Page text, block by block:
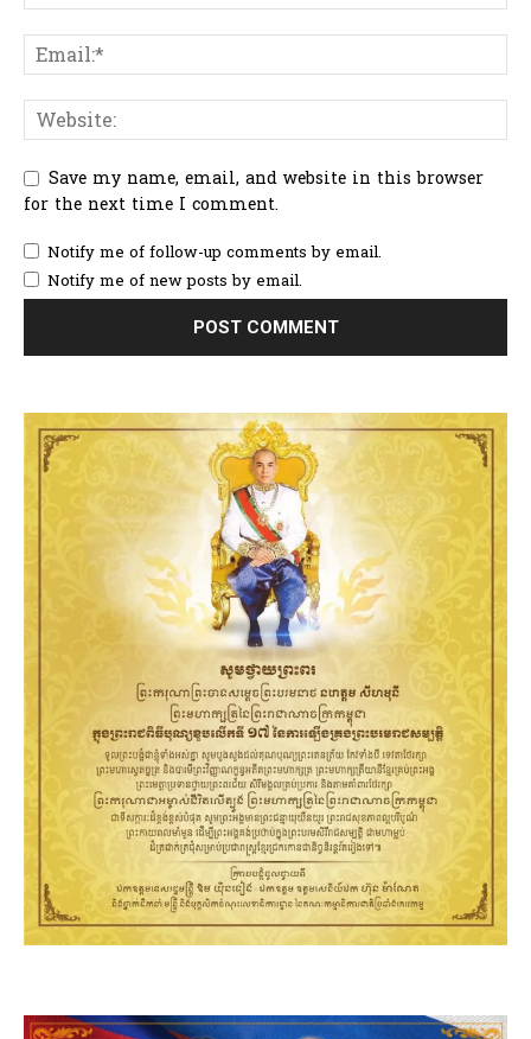
Save my name, email, and website in this browser
for the next time I comment.
Notify me of follow-up comments by email.
Notify me of new posts by email.